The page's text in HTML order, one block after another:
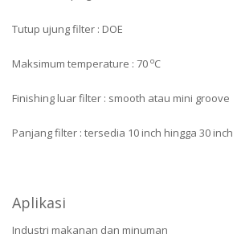
Tutup ujung filter : DOE
Maksimum temperature : 70 oC
Finishing luar filter : smooth atau mini groove
Panjang filter : tersedia 10 inch hingga 30 inch
Aplikasi
Industri makanan dan minuman